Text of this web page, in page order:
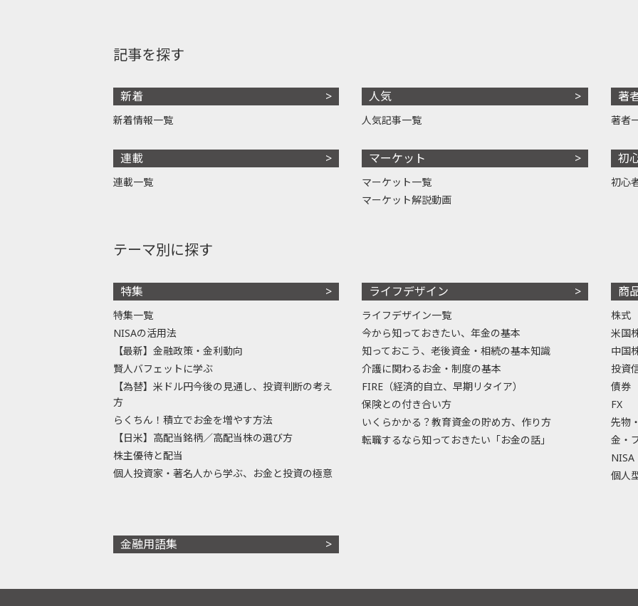
記事を探す
新着
新着情報一覧
連載
連載一覧
人気
人気記事一覧
マーケット
マーケット一覧
マーケット解説動画
著
著者
初
初心
テーマ別に探す
特集
特集一覧
NISAの活用法
【最新】金融政策・金利動向
賢人バフェットに学ぶ
【為替】米ドル円今後の見通し、投資判断の考え
方
らくちん！積立でお金を増やす方法
【日米】高配当銘柄／高配当株の選び方
株主優待と配当
個人投資家・著名人から学ぶ、お金と投資の極意
ライフデザイン
ライフデザイン一覧
今から知っておきたい、年金の基本
知っておこう、老後資金・相続の基本知識
介護に関わるお金・制度の基本
FIRE（経済的自立、早期リタイア）
保険との付き合い方
いくらかかる？教育資金の貯め方、作り方
転職するなら知っておきたい「お金の話」
商
株式
米国
中国
投資
債券
FX
先物
金・
NISA
個人
金融用語集